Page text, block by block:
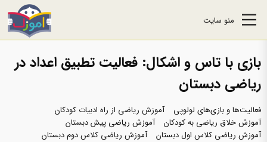
منو سایت
بازی با تاس و اشکال: فعالیت تطبیق اعداد در
ریاضی دبستان
فعالیت‌ها و بازی‌های لولوپی
آموزش ریاضی از راه ادبیات کودکان
آموزش خلاق ریاضی به کودکان
آموزش ریاضی پیش دبستان
آموزش ریاضی کلاس اول دبستان
آموزش ریاضی کلاس دوم دبستان